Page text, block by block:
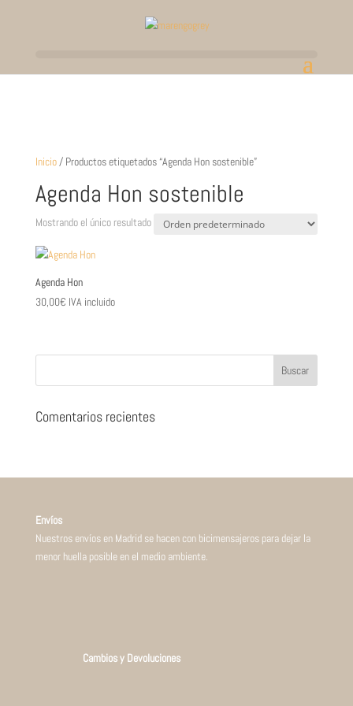
Inicio/ Productos etiquetados “Agenda Hon sostenible”
Agenda Hon sostenible
Mostrando el único resultado
Agenda Hon
30,00€ IVA incluido
Comentarios recientes
Envíos
Nuestros envíos en Madrid se hacen con bicimensajeros para dejar la
menor huella posible en el medio ambiente.
Cambios y Devoluciones